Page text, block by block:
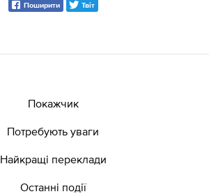
Поширити Твіт
Покажчик
Потребують уваги
Найкращі переклади
Останні події